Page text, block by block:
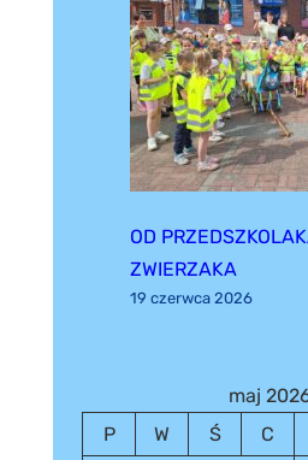
OD
ZWIERZAKA
19 czerwca 2026
maj
P
W Ś C